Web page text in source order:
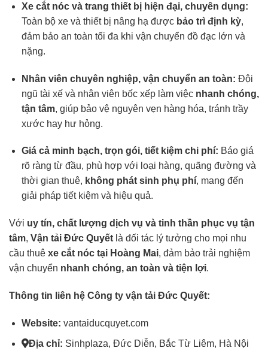
Xe cắt nóc và trang thiết bị hiện đại, chuyên dụng:
Toàn bộ xe và thiết bị nâng hạ được bảo trì định kỳ,
đảm bảo an toàn tối đa khi vận chuyển đồ đạc lớn và
nặng.
Nhân viên chuyên nghiệp, vận chuyển an toàn: Đội
ngũ tài xế và nhân viên bốc xếp làm việc nhanh chóng,
tận tâm, giúp bảo vệ nguyên vẹn hàng hóa, tránh trầy
xước hay hư hỏng.
Giá cả minh bạch, trọn gói, tiết kiệm chi phí: Báo giá
rõ ràng từ đầu, phù hợp với loại hàng, quãng đường và
thời gian thuê, không phát sinh phụ phí, mang đến
giải pháp tiết kiệm và hiệu quả.
Với uy tín, chất lượng dịch vụ và tinh thần phục vụ tận
tâm, Vận tải Đức Quyết là đối tác lý tưởng cho mọi nhu
cầu thuê xe cắt nóc tại Hoàng Mai, đảm bảo trải nghiệm
vận chuyển nhanh chóng, an toàn và tiện lợi.
Thông tin liên hệ Công ty vận tải Đức Quyết:
Website: vantaiducquyet.com
Địa chỉ: Sinhplaza, Đức Diễn, Bắc Từ Liêm, Hà Nội